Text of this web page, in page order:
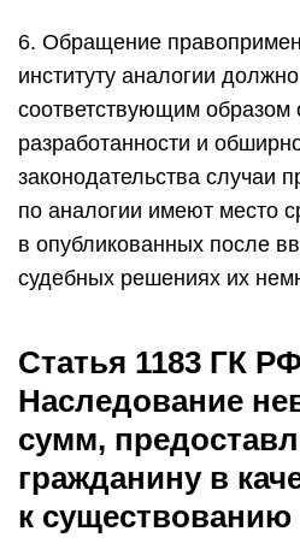
6. Обращение
институту аналогии
соответствующим образом
разработанности и
законодательства случаи
по аналогии имеют место
в опубликованных после
судебных решениях их
Статья 1183 ГК
Наследование
сумм,
гражданину в
к существованию